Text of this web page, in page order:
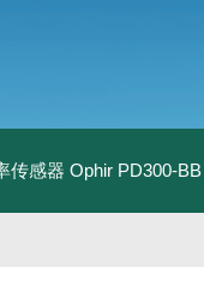
传感器 Ophir PD300-